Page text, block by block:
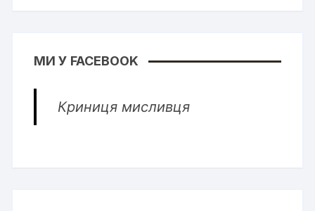
МИ У FACEBOOK
Криниця мисливця